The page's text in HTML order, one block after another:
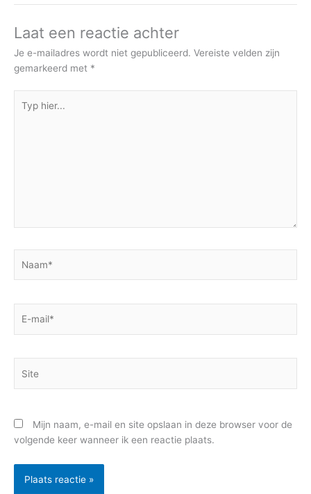
Laat een reactie achter
Je e-mailadres wordt niet gepubliceerd. Vereiste velden zijn
gemarkeerd met *
hier...
mail*
Mijn naam, e-mail en site opslaan in deze browser voor de
volgende keer wanneer ik een reactie plaats.